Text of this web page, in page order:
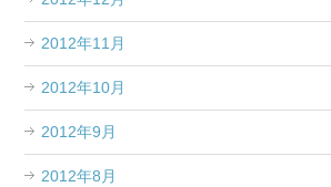
2012年11月
2012年10月
2012年9月
2012年8月